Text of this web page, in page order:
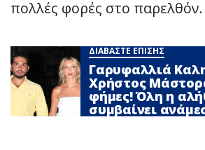
πολλές φορές στο παρελθόν.
ΔΙΑΒΑΣΤΕ ΕΠΙΣΗΣ
Γαρυφαλλιά
Χρήστος
φήμες! Όλη η
συμβαίνει